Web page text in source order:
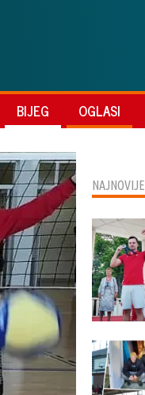
BIJEG OGLASI
NAJNOVIJE